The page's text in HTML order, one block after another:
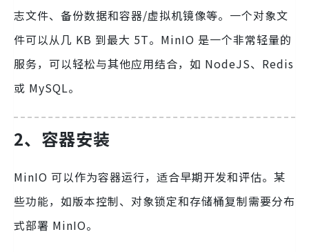
志文件、备份数据和容器/虚拟机镜像等。一个对象文
件可以从几 KB 到最大 5T。MinIO 是一个非常轻量的
服务，可以轻松与其他应用结合，如 NodeJS、Redis
或 MySQL。
2、容器安装
MinIO 可以作为容器运行，适合早期开发和评估。某
些功能，如版本控制、对象锁定和存储桶复制需要分布
式部署 MinIO。